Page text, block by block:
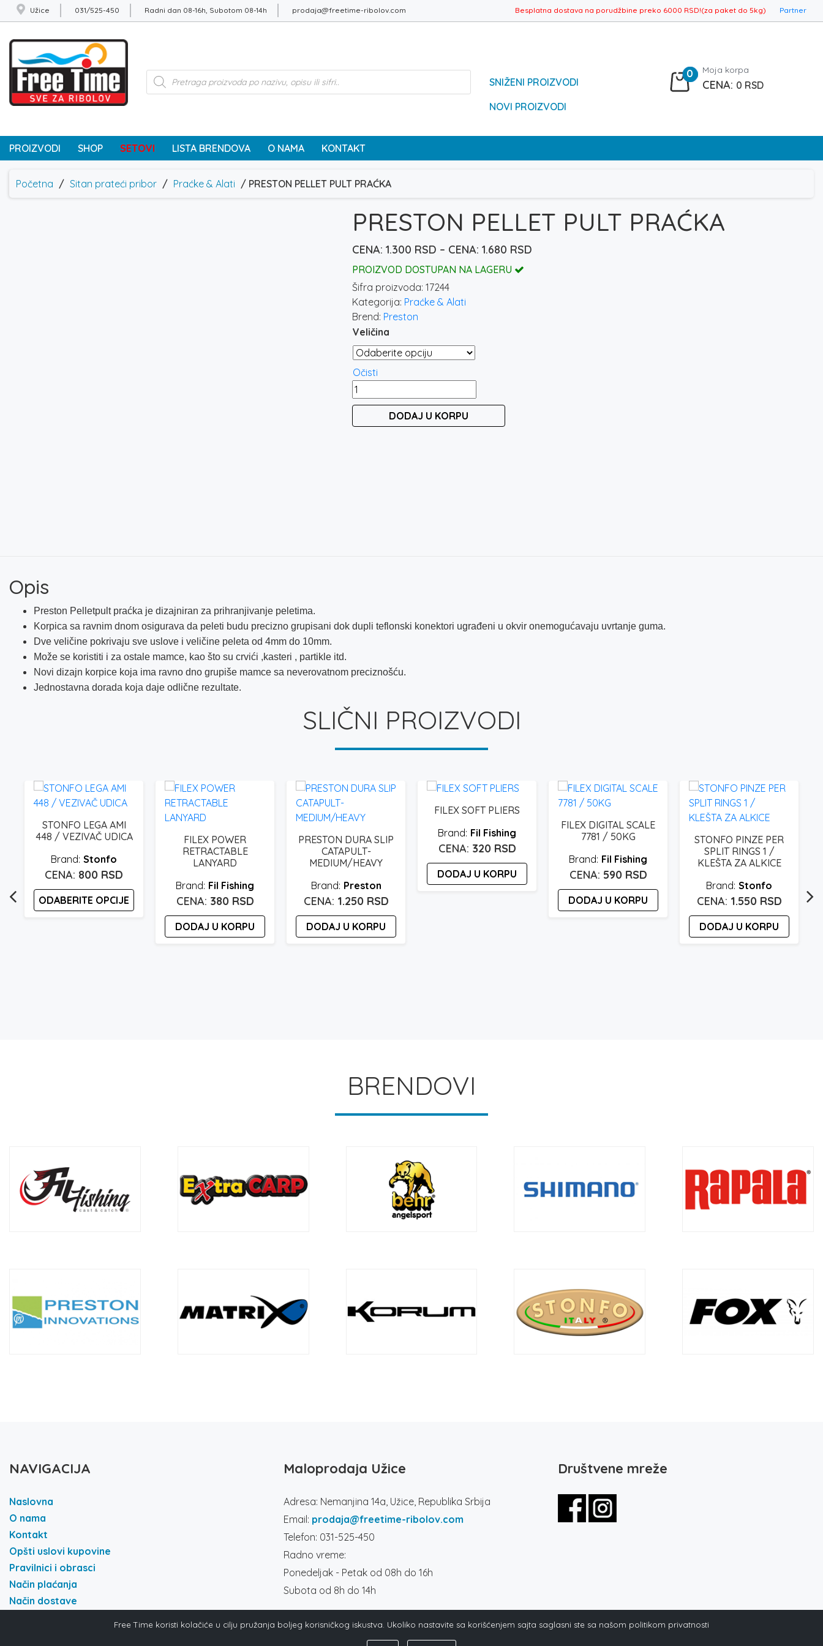
Užice 031/525-450 Radni dan 08-16h, Subotom 08-14h prodaja@freetime-ribolov.com Besplatna dostava na porudžbine preko 6000 RSD!(za paket do 5kg) Partner
Products
search
SNIŽENI PROIZVODI
NOVI PROIZVODI
0 Moja korpa
0 RSD
PROIZVODI SHOP SETOVI LISTA BRENDOVA O NAMA KONTAKT
Početna / Sitan prateći pribor / Praćke & Alati / PRESTON PELLET PULT PRAĆKA
PRESTON PELLET PULT PRAĆKA
1.300 RSD – 1.680 RSD
PROIZVOD DOSTUPAN NA LAGERU
Šifra proizvoda: 17244
Kategorija: Praćke & Alati
Brend: Preston
Veličina
Očisti
PRESTON
PELLET
PRAĆKA
DODAJ U KORPU
Opis
Preston Pelletpult praćka je dizajniran za prihranjivanje peletima.
Korpica sa ravnim dnom osigurava da peleti budu precizno grupisani dok dupli teflonski konektori ugrađeni u okvir onemogućavaju uvrtanje guma.
Dve veličine pokrivaju sve uslove i veličine peleta od 4mm do 10mm.
Može se koristiti i za ostale mamce, kao što su crvići ,kasteri , partikle itd.
Novi dizajn korpice koja ima ravno dno grupiše mamce sa neverovatnom preciznošću.
Jednostavna dorada koja daje odlične rezultate.
SLIČNI PROIZVODI
STONFO LEGA AMI
448 / VEZIVAČ UDICA
Stonfo
800 RSD
ODABERITE OPCIJE
FILEX POWER
RETRACTABLE
LANYARD
Fil Fishing
380 RSD
DODAJ U KORPU
PRESTON DURA SLIP
CATAPULT-
MEDIUM/HEAVY
Preston
1.250 RSD
DODAJ U KORPU
FILEX SOFT PLIERS
Fil Fishing
320 RSD
DODAJ U KORPU
FILEX DIGITAL SCALE
7781 / 50KG
Fil Fishing
590 RSD
DODAJ U KORPU
STONFO PINZE PER
SPLIT RINGS 1 /
KLEŠTA ZA ALKICE
Stonfo
1.550 RSD
DODAJ U KORPU
BRENDOVI
NAVIGACIJA
Naslovna
O nama
Kontakt
Opšti uslovi kupovine
Pravilnici i obrasci
Način plaćanja
Način dostave
Maloprodaja Užice
Adresa: Nemanjina 14a, Užice, Republika Srbija
Email: prodaja@freetime-ribolov.com
Telefon: 031-525-450
Radno vreme:
Ponedeljak - Petak od 08h do 16h
Subota od 8h do 14h
Društvene mreže
Free Time koristi kolačiće u cilju pružanja boljeg korisničkog iskustva. Ukoliko nastavite sa korišćenjem sajta saglasni ste sa našom politikom privatnosti